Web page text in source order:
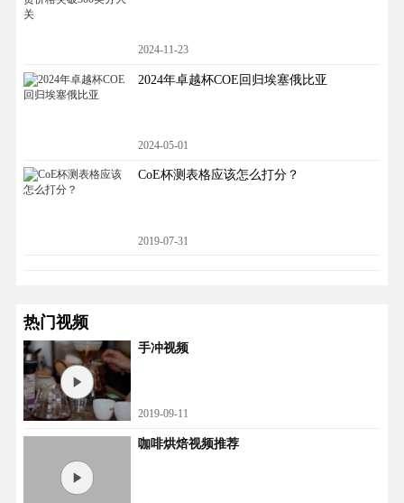
2024-11-23
2024年卓越杯COE回归埃塞俄比亚
2024-05-01
CoE杯测表格应该怎么打分？
2019-07-31
热门视频
手冲视频
2019-09-11
咖啡烘焙视频推荐